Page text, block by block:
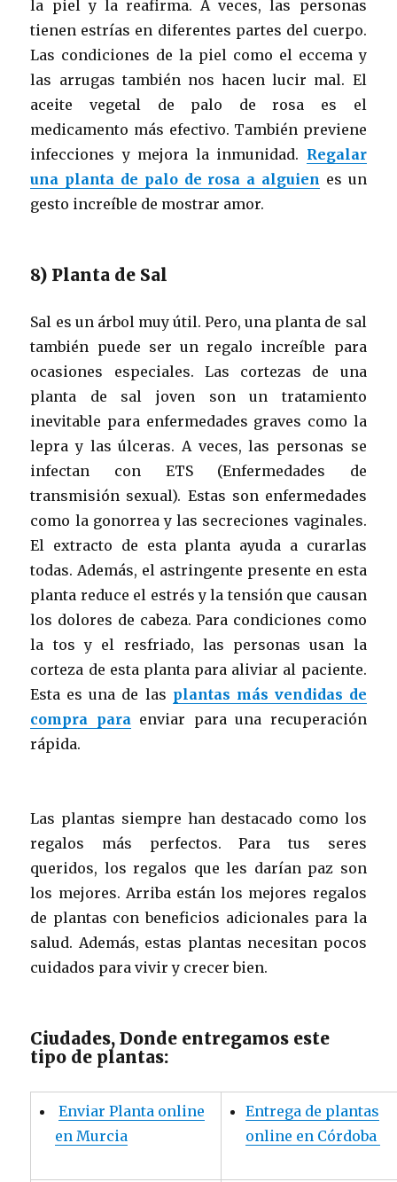
la piel y la reafirma. A veces, las personas
tienen estrías en diferentes partes del cuerpo.
Las condiciones de la piel como el eccema y
las arrugas también nos hacen lucir mal. El
aceite vegetal de palo de rosa es el
medicamento más efectivo. También previene
infecciones y mejora la inmunidad. Regalar
una planta de palo de rosa a alguien es un
gesto increíble de mostrar amor.
8) Planta de Sal
Sal es un árbol muy útil. Pero, una planta de sal
también puede ser un regalo increíble para
ocasiones especiales. Las cortezas de una
planta de sal joven son un tratamiento
inevitable para enfermedades graves como la
lepra y las úlceras. A veces, las personas se
infectan con ETS (Enfermedades de
transmisión sexual). Estas son enfermedades
como la gonorrea y las secreciones vaginales.
El extracto de esta planta ayuda a curarlas
todas. Además, el astringente presente en esta
planta reduce el estrés y la tensión que causan
los dolores de cabeza. Para condiciones como
la tos y el resfriado, las personas usan la
corteza de esta planta para aliviar al paciente.
Esta es una de las plantas más vendidas de
compra paraenviar para una recuperación
rápida.
Las plantas siempre han destacado como los
regalos más perfectos. Para tus seres
queridos, los regalos que les darían paz son
los mejores. Arriba están los mejores regalos
de plantas con beneficios adicionales para la
salud. Además, estas plantas necesitan pocos
cuidados para vivir y crecer bien.
Ciudades, Donde entregamos este
tipo de plantas:
Enviar Planta online
en Murcia
Entrega de plantas
online en Córdoba